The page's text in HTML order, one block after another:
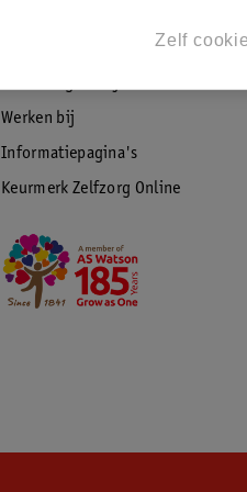
Werken bij
Informatiepagina's
Keurmerk Zelfzorg Online
Zelf